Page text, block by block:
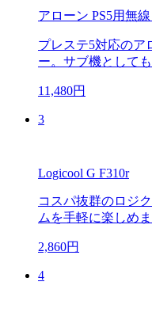
アローン PS5用無
プレステ5対応のア
ー。サブ機としても
11,480円
3
Logicool G F310r
コスパ抜群のロジ
ムを手軽に楽しめま
2,860円
4